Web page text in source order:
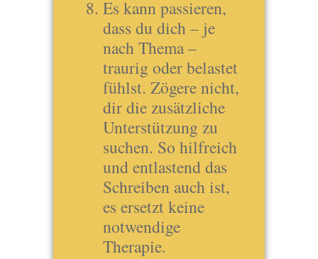
Es kann passieren,
dass du dich – je
nach Thema –
traurig oder belastet
fühlst. Zögere nicht,
dir die zusätzliche
Unterstützung zu
suchen. So hilfreich
und entlastend das
Schreiben auch ist,
es ersetzt keine
notwendige
Therapie.